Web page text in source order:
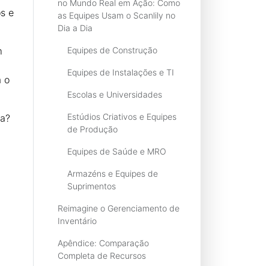
e
o
no Mundo Real em Ação: Como
as Equipes Usam o Scanlily no
Dia a Dia
Equipes de Construção
Equipes de Instalações e TI
Escolas e Universidades
Estúdios Criativos e Equipes
de Produção
Equipes de Saúde e MRO
Armazéns e Equipes de
Suprimentos
Reimagine o Gerenciamento de
Inventário
Apêndice: Comparação
Completa de Recursos